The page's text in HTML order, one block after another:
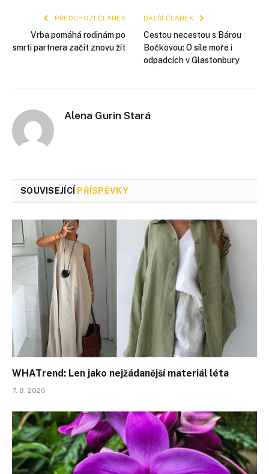
PŘEDCHOZÍ ČLÁNEK
Vrba pomáhá rodinám po
smrti partnera začít znovu žít
DALŠÍ ČLÁNEK
Cestou necestou s Bárou
Bočkovou: O síle moře i
odpadcích v Glastonbury
Alena Gurin Stará
SOUVISEJÍCÍ PŘÍSPĚVKY
WHATrend: Len jako nejžádanější materiál léta
7. 8. 2026